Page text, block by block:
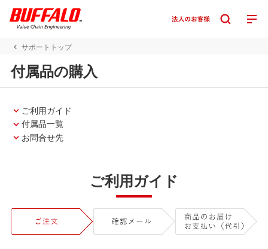
サポートトップ
付属品の購入
ご利用ガイド
付属品一覧
お問合せ先
ご利用ガイド